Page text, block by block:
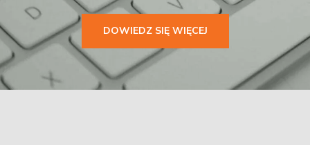
DOWIEDZ SIĘ WIĘCEJ